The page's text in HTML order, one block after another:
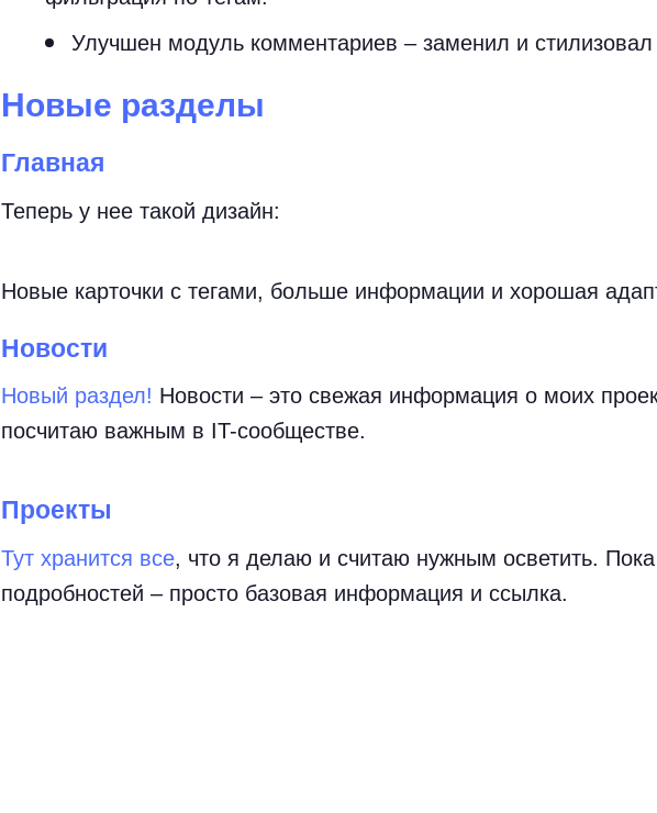
Улучшен модуль комментариев – заменил и стилизовал
Новые разделы
Главная
Теперь у нее такой дизайн:
Новые карточки с тегами, больше информации и хорошая
Новости
Новый раздел! Новости – это свежая информация о моих
посчитаю важным в IT-сообществе.
Проекты
Тут хранится все, что я делаю и считаю нужным осветить. Пока
подробностей – просто базовая информация и ссылка.